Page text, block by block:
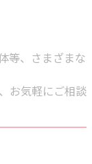
等、さまざまな
お気軽にご相談